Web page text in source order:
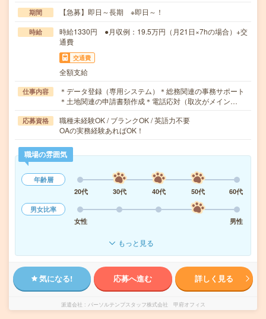
期間 【急募】即日～長期 ※即日～！
時給
時給1330円 ●月収例：19.5万円（月21日×7hの場合）+交
通費
交通費
全額支給
仕事内容
＊データ登録（専用システム）＊総務関連の事務サポート
＊土地関連の申請書類作成＊電話応対（取次がメイン…
応募資格
職種未経験OK / ブランクOK / 英語力不要
OAの実務経験あればOK！
職場の雰囲気
年齢層
20代
30代 40代 50代
60代
男女比率
女性
男性
もっと見る
気になる! 応募へ進む 詳しく見る
派遣会社 パーソルテンプスタッフ株式会社 甲府オフィス